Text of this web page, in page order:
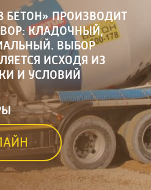
БЕТОН» ПРОИЗВОДИТ
КЛАДОЧНЫЙ,
ВЫБОР
ИСХОДЯ ИЗ
И УСЛОВИЙ